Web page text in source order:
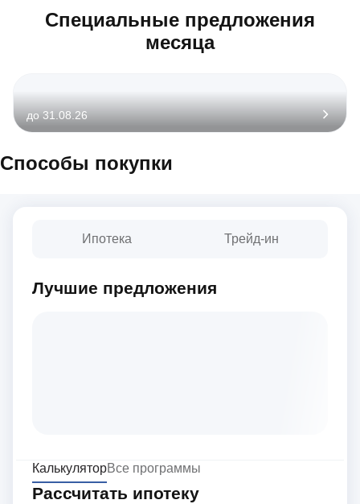
Специальные предложения
месяца
до 31.08.26
Способы покупки
Ипотека Трейд-ин
Лучшие предложения
КалькуляторВсе программы
Рассчитать ипотеку